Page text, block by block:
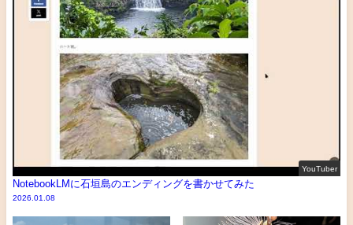
YouTuber
NotebookLMに石垣島のエンディングを書かせてみた
2026.01.08